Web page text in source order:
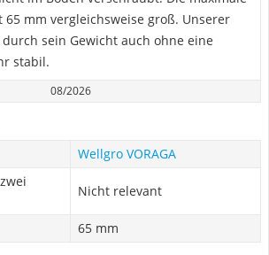
mm vergleichsweise groß. Unserer
sein Gewicht auch ohne eine
stabil.
08/2026
Wellgro VORAGA
Nicht relevant
65 mm